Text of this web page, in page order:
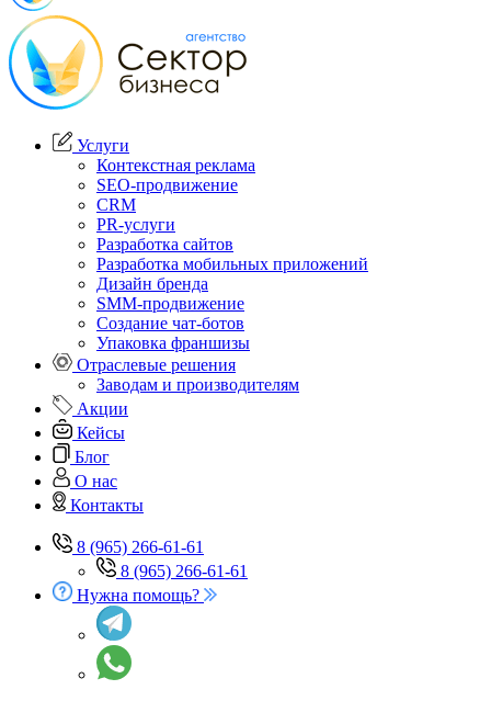
Услуги
Контекстная реклама
SEO-продвижение
CRM
PR-услуги
Разработка сайтов
Разработка мобильных приложений
Дизайн бренда
SMM-продвижение
Создание чат-ботов
Упаковка франшизы
Отраслевые решения
Заводам и производителям
Акции
Кейсы
Блог
О нас
Контакты
8 (965) 266-61-61
8 (965) 266-61-61
Нужна помощь?